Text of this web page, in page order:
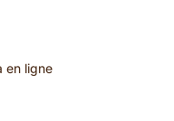
en ligne